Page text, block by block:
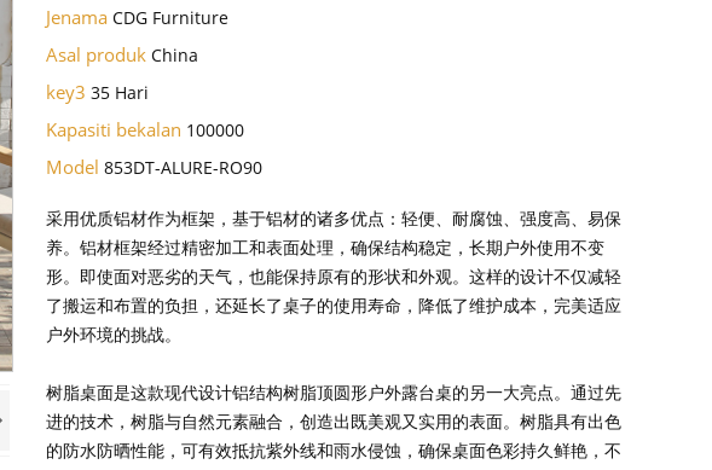
JenamaCDG Furniture
Asal produkChina
key335 Hari
Kapasiti bekalan 100000
Model853DT-ALURE-RO90
采用优质铝材作为框架，基于铝材的诸多优点：轻便、耐腐蚀、强度高、易保
养。铝材框架经过精密加工和表面处理，确保结构稳定，长期户外使用不变
形。即使面对恶劣的天气，也能保持原有的形状和外观。这样的设计不仅减轻
了搬运和布置的负担，还延长了桌子的使用寿命，降低了维护成本，完美适应
户外环境的挑战。
树脂桌面是这款现代设计铝结构树脂顶圆形户外露台桌的另一大亮点。通过先
进的技术，树脂与自然元素融合，创造出既美观又实用的表面。树脂具有出色
的防水防晒性能，可有效抵抗紫外线和雨水侵蚀，确保桌面色彩持久鲜艳，不